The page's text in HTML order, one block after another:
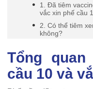
1. Đã tiêm
vắc xin phế cầu
2. Có thể tiêm
không?
Tổng
cầu 10 và